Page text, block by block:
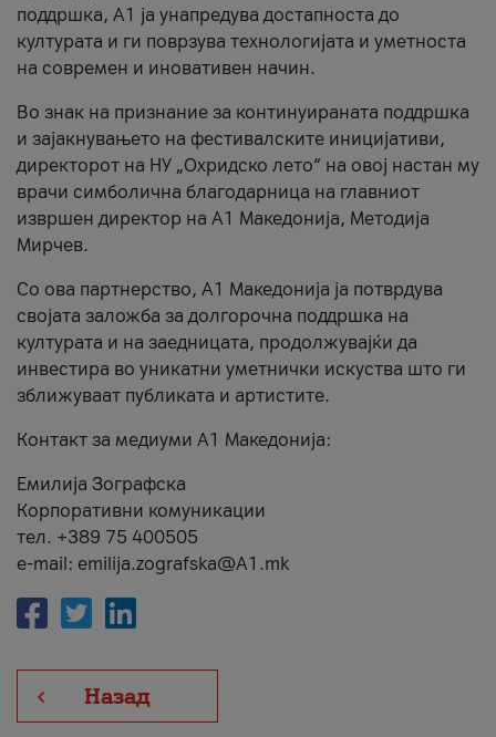
поддршка, A1 ја унапредува достапноста до
културата и ги поврзува технологијата и уметноста
на современ и иновативен начин.
Во знак на признание за континуираната поддршка
и зајакнувањето на фестивалските иницијативи,
директорот на НУ „Охридско лето“ на овој настан му
врачи симболична благодарница на главниот
извршен директор на A1 Македонија, Методија
Мирчев.
Со ова партнерство, A1 Македонија ја потврдува
својата заложба за долгорочна поддршка на
културата и на заедницата, продолжувајќи да
инвестира во уникатни уметнички искуства што ги
зближуваат публиката и артистите.
Контакт за медиуми А1 Македонија:
Емилија Зографска
Корпоративни комуникации
тел. +389 75 400505
e-mail: emilija.zografska@A1.mk
Назад